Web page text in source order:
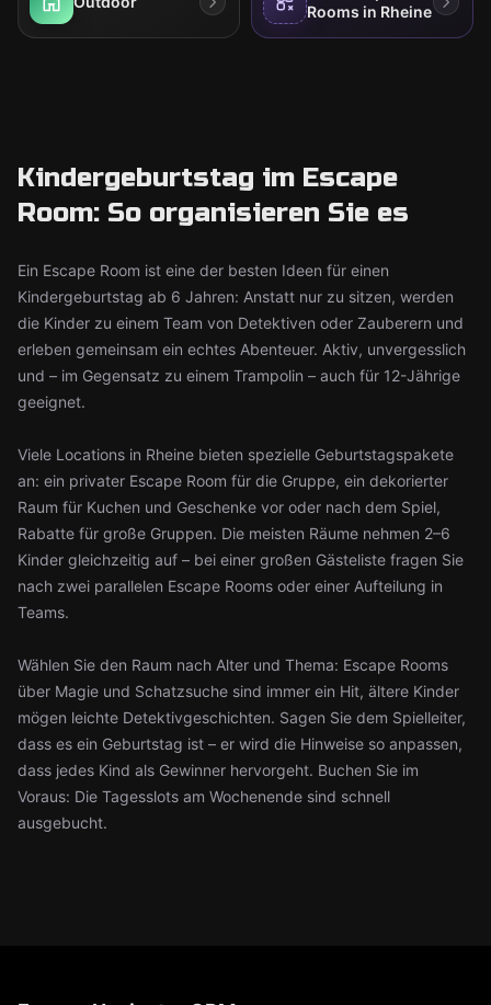
Rooms in Rheine
Kindergeburtstag im Escape
Room: So organisieren Sie es
Ein Escape Room ist eine der besten Ideen für einen
Kindergeburtstag ab 6 Jahren: Anstatt nur zu sitzen, werden
die Kinder zu einem Team von Detektiven oder Zauberern und
erleben gemeinsam ein echtes Abenteuer. Aktiv, unvergesslich
und – im Gegensatz zu einem Trampolin – auch für 12-Jährige
geeignet.
Viele Locations in Rheine bieten spezielle Geburtstagspakete
an: ein privater Escape Room für die Gruppe, ein dekorierter
Raum für Kuchen und Geschenke vor oder nach dem Spiel,
Rabatte für große Gruppen. Die meisten Räume nehmen 2–6
Kinder gleichzeitig auf – bei einer großen Gästeliste fragen Sie
nach zwei parallelen Escape Rooms oder einer Aufteilung in
Teams.
Wählen Sie den Raum nach Alter und Thema: Escape Rooms
über Magie und Schatzsuche sind immer ein Hit, ältere Kinder
mögen leichte Detektivgeschichten. Sagen Sie dem Spielleiter,
dass es ein Geburtstag ist – er wird die Hinweise so anpassen,
dass jedes Kind als Gewinner hervorgeht. Buchen Sie im
Voraus: Die Tagesslots am Wochenende sind schnell
ausgebucht.